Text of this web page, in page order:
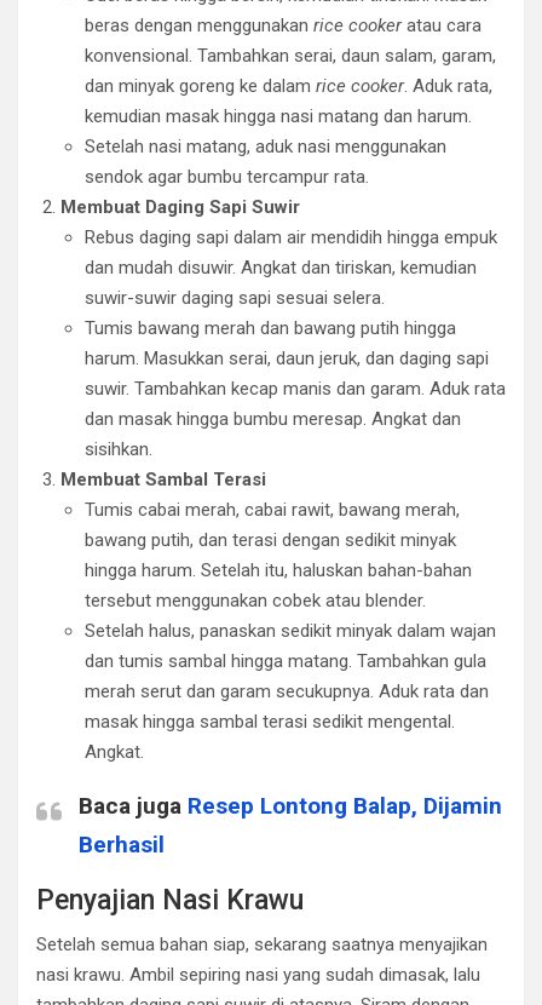
beras dengan menggunakan rice cookeratau cara
konvensional. Tambahkan serai, daun salam, garam,
dan minyak goreng ke dalam rice cooker. Aduk rata,
kemudian masak hingga nasi matang dan harum.
Setelah nasi matang, aduk nasi menggunakan
sendok agar bumbu tercampur rata.
Membuat Daging Sapi Suwir
Rebus daging sapi dalam air mendidih hingga empuk
dan mudah disuwir. Angkat dan tiriskan, kemudian
suwir-suwir daging sapi sesuai selera.
Tumis bawang merah dan bawang putih hingga
harum. Masukkan serai, daun jeruk, dan daging sapi
suwir. Tambahkan kecap manis dan garam. Aduk rata
dan masak hingga bumbu meresap. Angkat dan
sisihkan.
Membuat Sambal Terasi
Tumis cabai merah, cabai rawit, bawang merah,
bawang putih, dan terasi dengan sedikit minyak
hingga harum. Setelah itu, haluskan bahan-bahan
tersebut menggunakan cobek atau blender.
Setelah halus, panaskan sedikit minyak dalam wajan
dan tumis sambal hingga matang. Tambahkan gula
merah serut dan garam secukupnya. Aduk rata dan
masak hingga sambal terasi sedikit mengental.
Angkat.
Baca juga Resep Lontong Balap, Dijamin
Berhasil
Penyajian Nasi Krawu
Setelah semua bahan siap, sekarang saatnya menyajikan
nasi krawu. Ambil sepiring nasi yang sudah dimasak, lalu